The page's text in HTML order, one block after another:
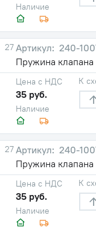
Наличие
27
240-
Пружина клапана
Наличие
Цена с НДС
35 руб.
К
27
240-
Пружина клапана
Наличие
Цена с НДС
35 руб.
К